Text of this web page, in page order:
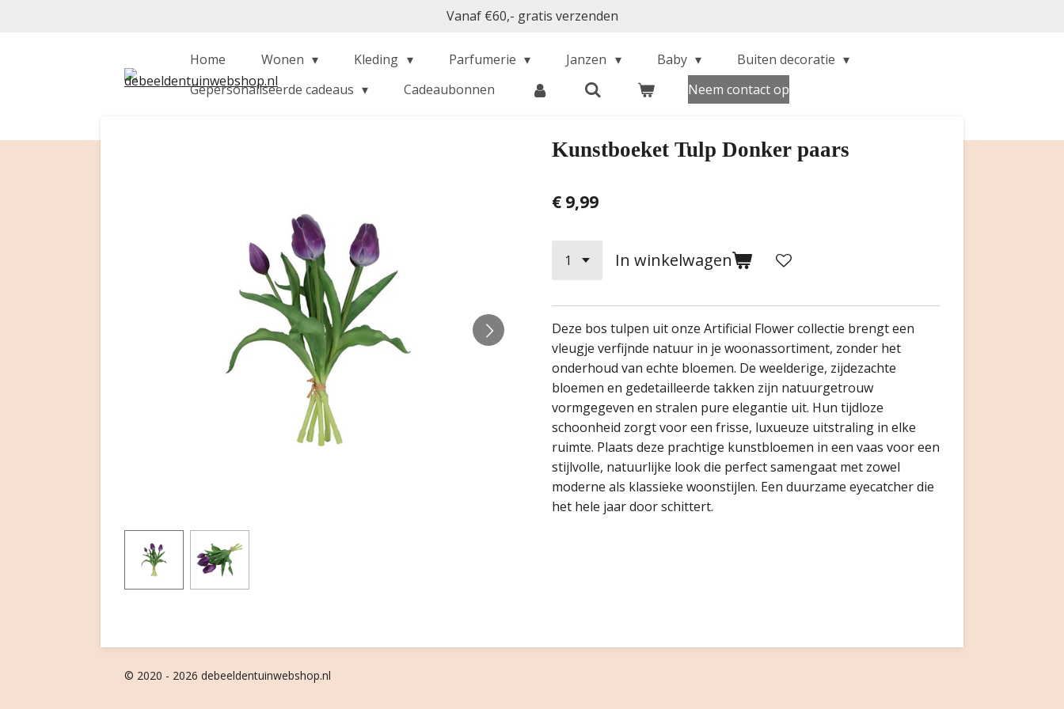
Vanaf €60,- gratis verzenden
Home Wonen Kleding Parfumerie Janzen Baby
Buiten decoratie
Gepersonaliseerde cadeaus
Cadeaubonnen Neem contact op
Kunstboeket Tulp Donker paars
€ 9,99
In winkelwagen
Deze bos tulpen uit onze Artificial Flower collectie brengt een
vleugje verfijnde natuur in je woonassortiment, zonder het
onderhoud van echte bloemen. De weelderige, zijdezachte
bloemen en gedetailleerde takken zijn natuurgetrouw
vormgegeven en stralen pure elegantie uit. Hun tijdloze
schoonheid zorgt voor een frisse, luxueuze uitstraling in elke
ruimte. Plaats deze prachtige kunstbloemen in een vaas voor een
stijlvolle, natuurlijke look die perfect samengaat met zowel
moderne als klassieke woonstijlen. Een duurzame eyecatcher die
het hele jaar door schittert.
© 2020 - 2026 debeeldentuinwebshop.nl